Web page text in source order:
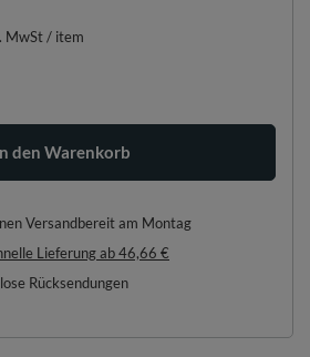
MwSt/ item
den Warenkorb
Versandbereit am Montag
Lieferungab46,66 €
Rücksendungen